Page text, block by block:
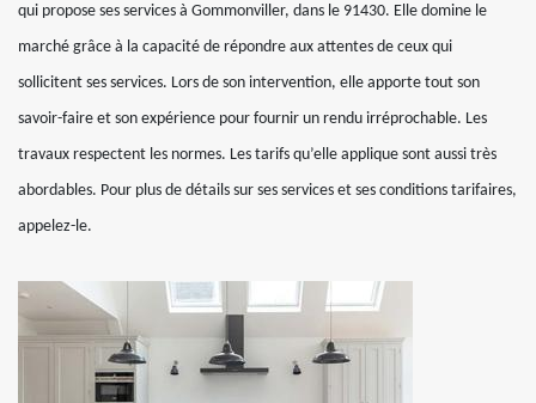
qui propose ses services à Gommonviller, dans le 91430. Elle domine le
marché grâce à la capacité de répondre aux attentes de ceux qui
sollicitent ses services. Lors de son intervention, elle apporte tout son
savoir-faire et son expérience pour fournir un rendu irréprochable. Les
travaux respectent les normes. Les tarifs qu’elle applique sont aussi très
abordables. Pour plus de détails sur ses services et ses conditions tarifaires,
appelez-le.